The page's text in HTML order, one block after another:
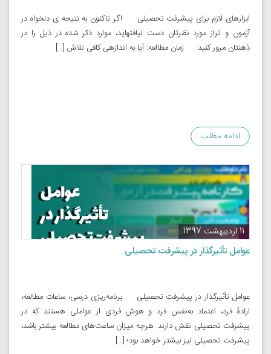
ابزارهای لازم برای پیشرفت تحصیلی اگر تاکنون به نتیجه­ ی دلخواه در
آزمون و تراز مورد نظرتان دست نیافته­اید، موارد ذکر شده در ذیل را در
ذهنتان مرور کنید: زمان مطالعه: آیا به اندازه­ی کافی تلاش […]
ادامه مطلب
11 اردیبهشت 1397
عوامل تأثیرگذار در پیشرفت تحصیلی
عوامل تأثیرگذار در پیشرفت تحصیلی برنامه‌ریزی درسی، ساعات مطالعه،
ارادۀ فرد، اعتماد به‌نفس فرد و هوش فردی از عواملی هستند که در
پیشرفت تحصیلی نقش دارند. هرچه میزان ساعت‌های مطالعه بیشتر باشد،
پیشرفت تحصیلی نیز بیشتر خواهد بود؛ […]